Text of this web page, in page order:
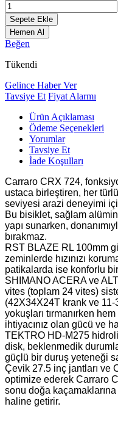
Sepete Ekle
Hemen Al
Beğen
Tükendi
Gelince Haber Ver
Tavsiye Et Fiyat Alarmı
Ürün Açıklaması
Ödeme Seçenekleri
Yorumlar
Tavsiye Et
İade Koşulları
Carraro CRX 724,
ustaca birleştiren, her
seviyesi arazi deneyimi
Bu bisiklet, sağlam
yapı sunarken,
bırakmaz.
RST BLAZE RL 100mm
zeminlerde hızınızı
patikalarda ise konforlu
SHIMANO ACERA ve
vites (toplam 24 vites)
(42X34X24T krank ve
yokuşları tırmanırken
ihtiyacınız olan gücü ve
TEKTRO HD-M275
disk, beklenmedik
güçlü bir duruş yeteneği
Çevik 27.5 inç jantları ve
optimize ederek Carraro
sonu doğa
haline getirir.